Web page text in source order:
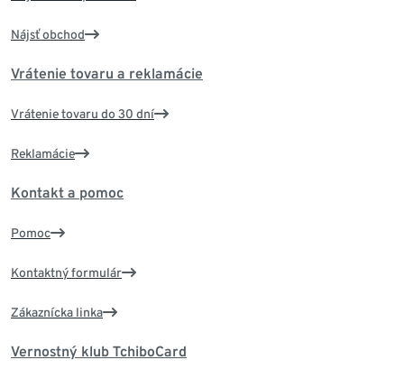
Nájsť obchod
Vrátenie tovaru a reklamácie
Vrátenie tovaru do 30 dní
Reklamácie
Kontakt a pomoc
Pomoc
Kontaktný formulár
Zákaznícka linka
Vernostný klub TchiboCard